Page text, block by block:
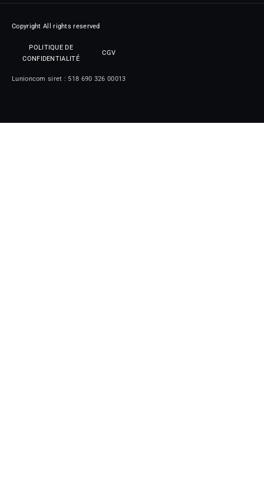
Copyright All rights reserved
POLITIQUE DE
CONFIDENTIALITÉ
CGV
Lunioncom siret : 518 690 326 00013